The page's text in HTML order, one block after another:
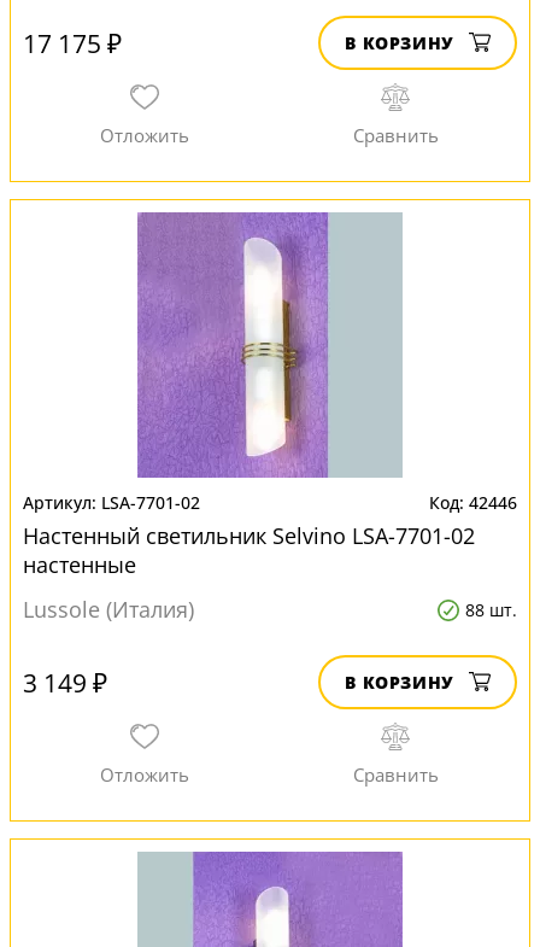
17 175 ₽ В КОРЗИНУ
LSA-7701-02 42446
Настенный светильник Selvino LSA-7701-02
настенные
Lussole (Италия)
88 шт.
3 149 ₽ В КОРЗИНУ